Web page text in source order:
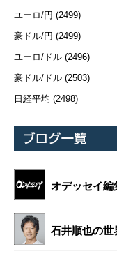
ユーロ/円 (2499)
豪ドル/円 (2499)
ユーロ/ドル (2496)
豪ドル/ドル (2503)
日経平均 (2498)
オデッセイ編
石井順也の世